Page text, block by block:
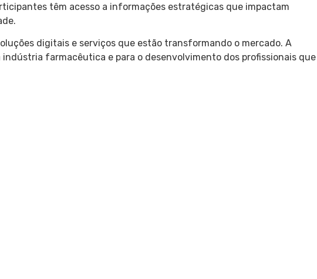
têm acesso a informações estratégicas que impactam
digitais e serviços que estão transformando o mercado. A
farmacêutica e para o desenvolvimento dos profissionais que